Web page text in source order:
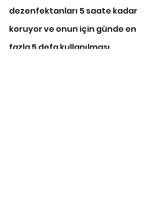
dezenfektanları 5 saate kadar
koruyor ve onun için günde en
fazla 5 defa kullanılması